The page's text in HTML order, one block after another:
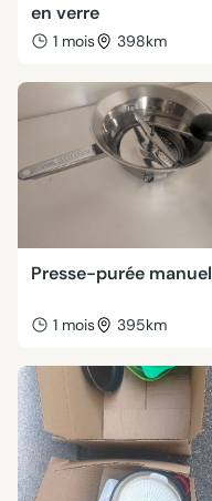
en verre
1 mois 398km
Presse-purée manuel
1 mois 395km